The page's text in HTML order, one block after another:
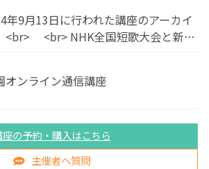
年9月13日に行われた講座のアーカイ
<br> <br> NHK全国短歌大会と新…
オンライン通信講座
座の予約・購入はこちら
主催者へ質問